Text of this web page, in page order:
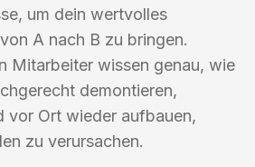
um dein wertvolles
A nach B zu bringen.
Mitarbeiter wissen genau, wie
demontieren,
vor Ort wieder aufbauen,
zu verursachen.